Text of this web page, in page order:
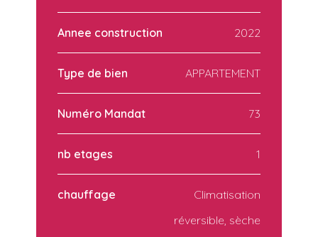
Annee construction 2022
Type de bien APPARTEMENT
Numéro Mandat 73
nb etages 1
chauffage
Climatisation
réversible, sèche